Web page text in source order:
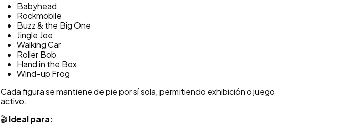
Babyhead
Rockmobile
Buzz & the Big One
Jingle Joe
Walking Car
Roller Bob
Hand in the Box
Wind-up Frog
Cada figura se mantiene de pie por sí sola, permitiendo exhibición o juego
activo.
🎬Ideal para: